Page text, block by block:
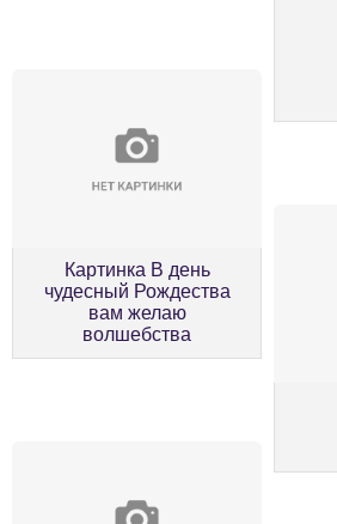
Картинка В день
чудесный Рождества
вам желаю
волшебства